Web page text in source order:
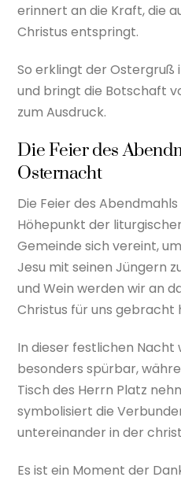
erinnert an die Kraft, die
Christus entspringt.
So erklingt der Ostergruß
und bringt die Botschaft
zum Ausdruck.
Die Feier des
Osternacht
Die Feier des
Höhepunkt der
Gemeinde sich vereint,
Jesu mit seinen Jüngern
und Wein werden wir an
Christus für uns gebracht
In dieser festlichen Nacht
besonders spürbar,
Tisch des Herrn Platz
symbolisiert die
untereinander in der
Es ist ein Moment der